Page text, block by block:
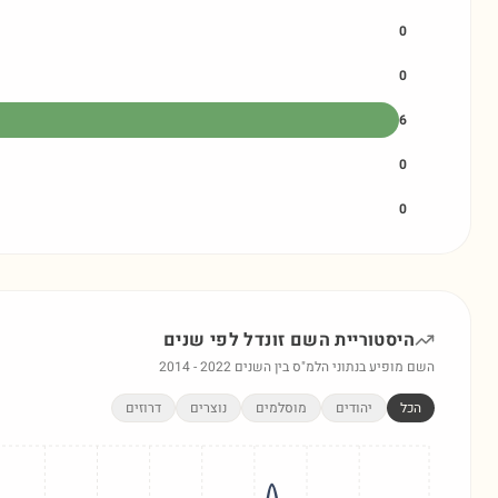
0
0
6
0
0
היסטוריית השם זונדללפי שנים
השם מופיע בנתוני הלמ"ס בין השנים 2014-2022
הכל יהודים מוסלמים נוצרים דרוזים